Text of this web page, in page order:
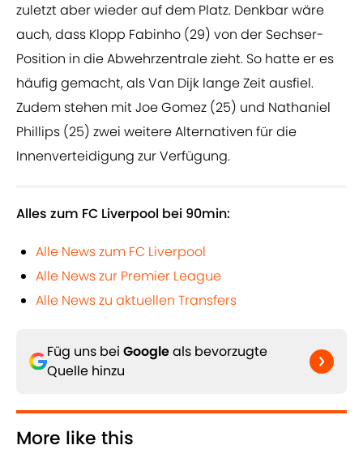
zuletzt aber wieder auf dem Platz. Denkbar wäre
auch, dass Klopp Fabinho (29) von der Sechser-
Position in die Abwehrzentrale zieht. So hatte er es
häufig gemacht, als Van Dijk lange Zeit ausfiel.
Zudem stehen mit Joe Gomez (25) und Nathaniel
Phillips (25) zwei weitere Alternativen für die
Innenverteidigung zur Verfügung.
Alles zum FC Liverpool bei 90min:
Alle News zum FC Liverpool
Alle News zur Premier League
Alle News zu aktuellen Transfers
Füg uns bei Googleals bevorzugte
Quelle hinzu
More like this